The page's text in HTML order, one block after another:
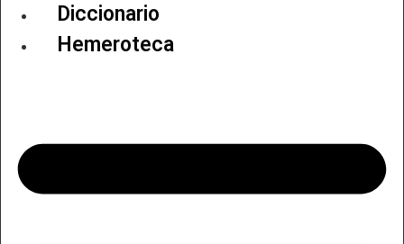
Diccionario
Hemeroteca